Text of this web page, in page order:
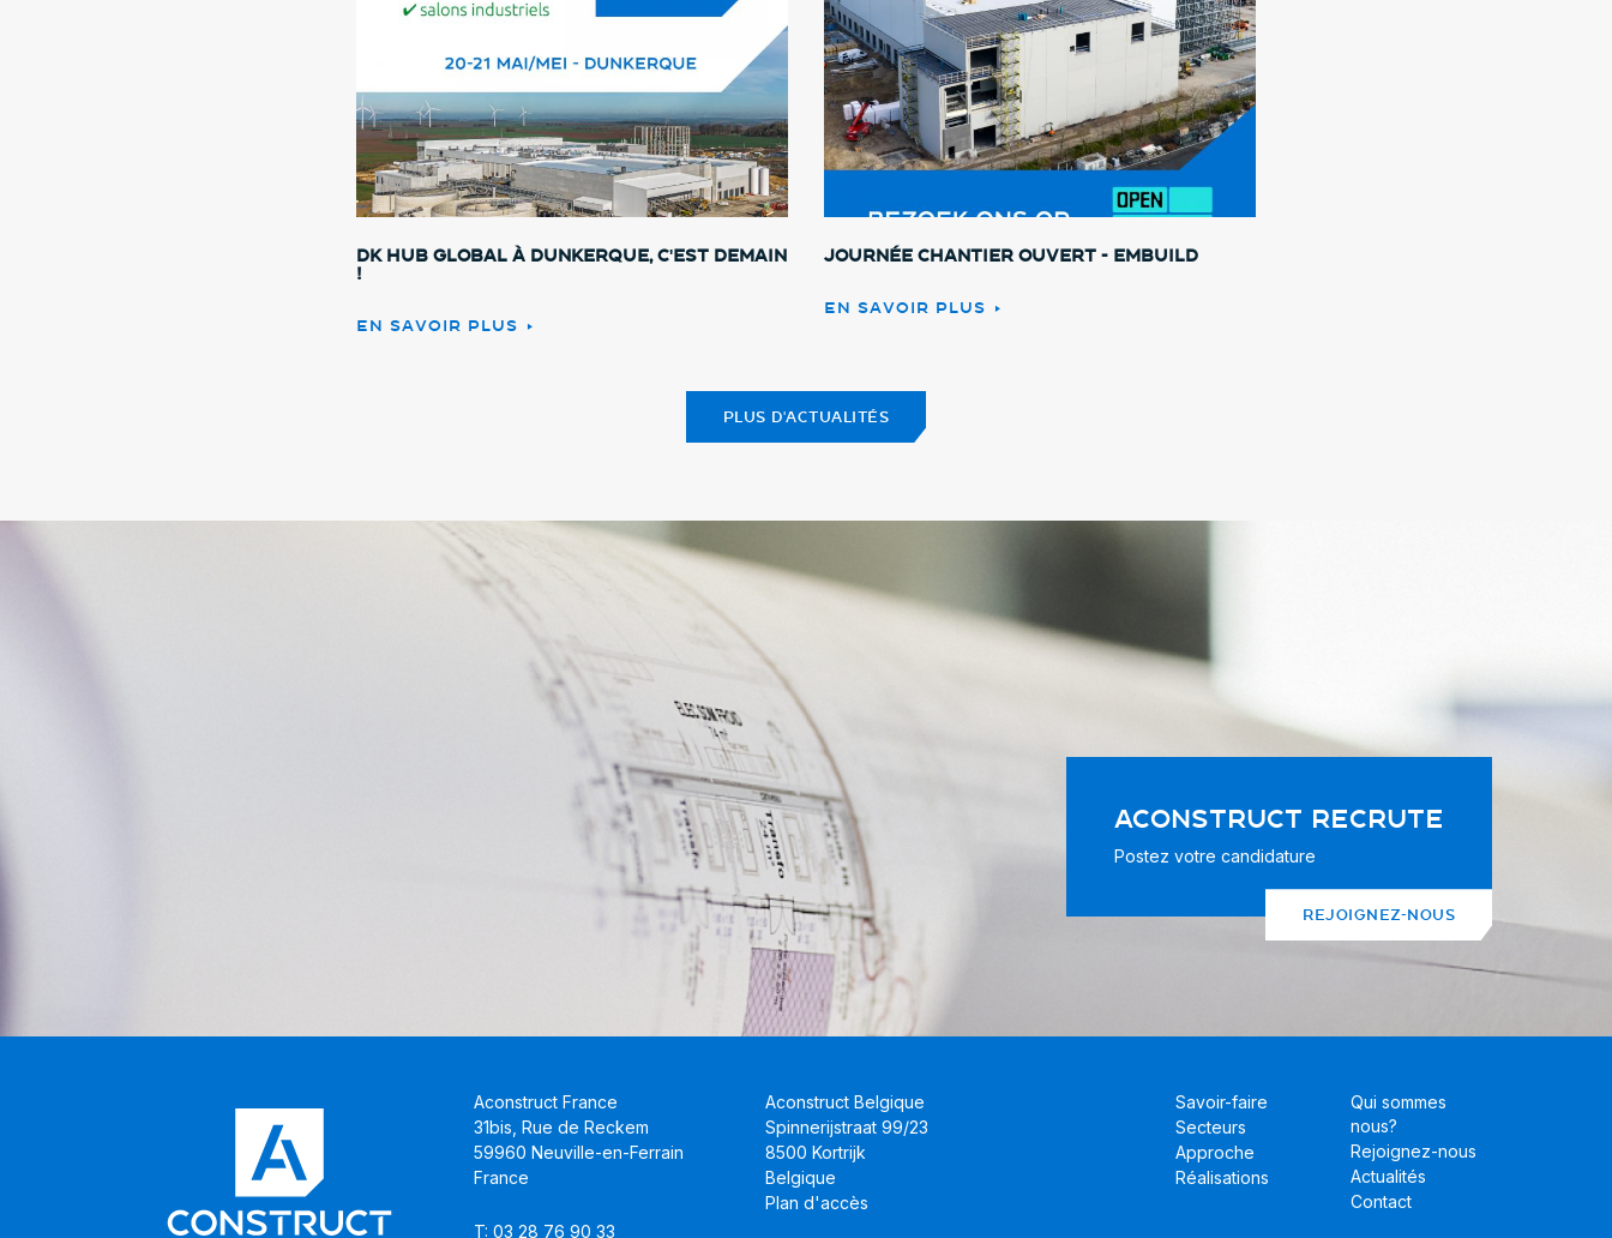
DK HUB GLOBAL à Dunkerque, c'est demain
!
EN SAVOIR PLUS
Journée chantier ouvert - Embuild
EN SAVOIR PLUS
PLUS D'ACTUALITÉS
ACONSTRUCT RECRUTE
Postez votre candidature
REJOIGNEZ-NOUS
Aconstruct France
31bis, Rue de Reckem
59960 Neuville-en-Ferrain
France
T: 03 28 76 90 33
Aconstruct Belgique
Spinnerijstraat 99/23
8500 Kortrijk
Belgique
Plan d'accès
Savoir-faire
Secteurs
Approche
Réalisations
Qui sommes
nous?
Rejoignez-nous
Actualités
Contact